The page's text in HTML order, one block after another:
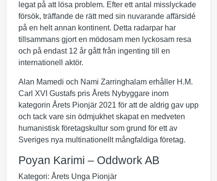
legat på att lösa problem. Efter ett antal misslyckade
försök, träffande de rätt med sin nuvarande affärsidé
på en helt annan kontinent. Detta radarpar har
tillsammans gjort en mödosam men lyckosam resa
och på endast 12 år gått från ingenting till en
internationell aktör.
Alan Mamedi och Nami Zarringhalam erhåller H.M.
Carl XVI Gustafs pris Årets Nybyggare inom
kategorin Årets Pionjär 2021 för att de aldrig gav upp
och tack vare sin ödmjukhet skapat en medveten
humanistisk företagskultur som grund för ett av
Sveriges nya multinationellt mångfaldiga företag.
Poyan Karimi – Oddwork AB
Kategori: Årets Unga Pionjär